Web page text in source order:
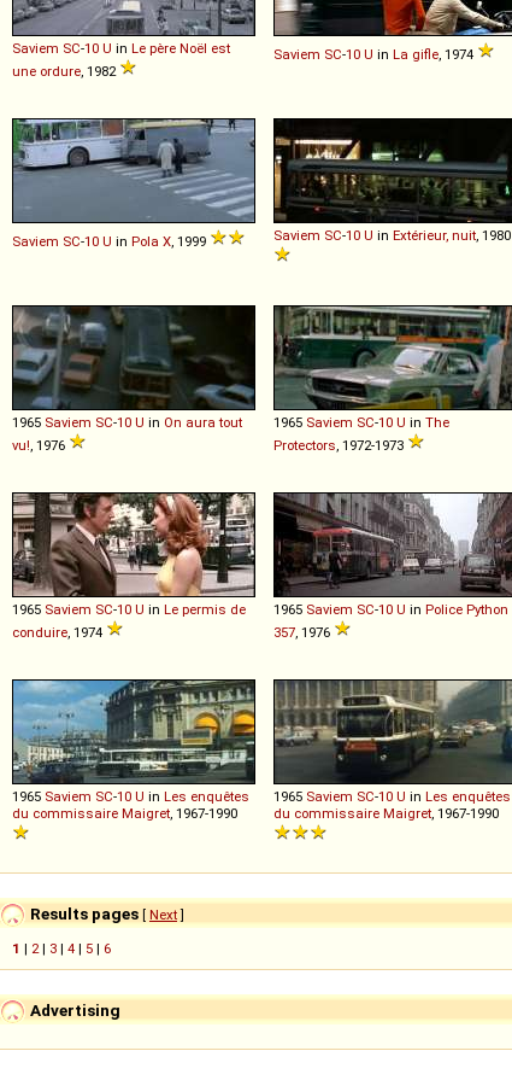
Saviem SC-10 U in Le père Noël est
une ordure , 1982
Saviem SC-10 U in La gifle , 1974
Saviem SC-10 U in Pola X , 1999 Saviem SC-10 U in Extérieur, nuit , 1980
1965 Saviem SC-10 U in On aura tout
vu! , 1976
1965 Saviem SC-10 U in The
Protectors , 1972-1973
1965 Saviem SC-10 U in Le permis de
conduire , 1974
1965 Saviem SC-10 U in Police Python
357 , 1976
1965 Saviem SC-10 U in Les enquêtes
du commissaire Maigret , 1967-1990
1965 Saviem SC-10 U in Les enquêtes
du commissaire Maigret , 1967-1990
Results pages [ Next]
1 | 2 | 3 | 4 | 5 | 6
Advertising